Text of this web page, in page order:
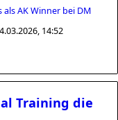
als AK Winner bei DM
14:52
Training die